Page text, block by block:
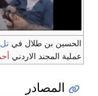
الحسين بن طلال في
عملية المجند الاردني
المصادر